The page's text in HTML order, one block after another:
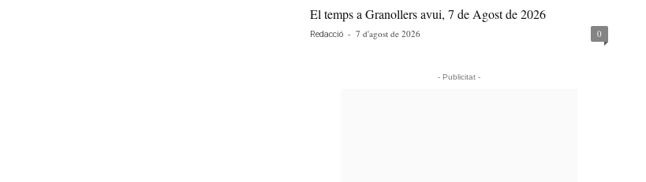
El temps a Granollers avui, 7 de Agost de 2026
Redacció - 7 d'agost de 2026 0
- Publicitat -